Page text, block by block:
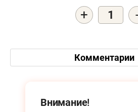
+ 1
Комментарии
Внимание!